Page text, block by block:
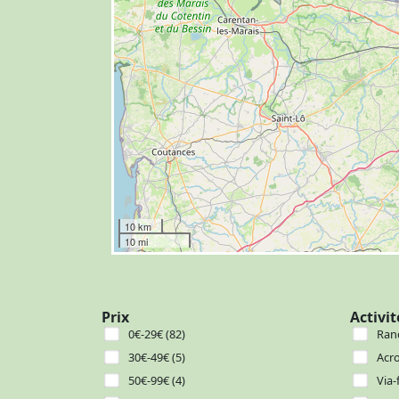
10 km
10 mi
Prix
0€-29€ (82)
30€-49€ (5)
50€-99€ (4)